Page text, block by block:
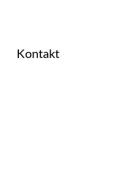
Kontakt